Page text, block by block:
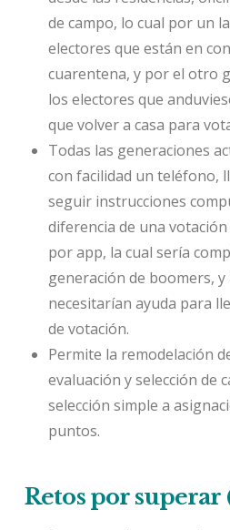
de campo, lo cual por un
electores que están en
cuarentena, y por el otro
los electores que
que volver a casa para
Todas las generaciones
con facilidad un teléfono,
seguir instrucciones
diferencia de una
por app, la cual sería
generación de boomers,
necesitarían ayuda para
de votación.
Permite la remodelación
evaluación y selección de
selección simple a
puntos.
Retos por superar